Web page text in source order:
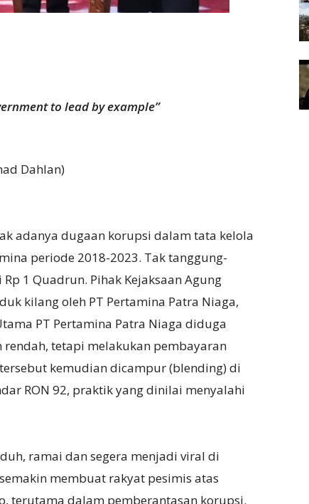
to lead by example”
Dahlan)
adanya dugaan korupsi dalam tata kelola
periode 2018-2023. Tak tanggung-
1 Quadrun. Pihak Kejaksaan Agung
kilang oleh PT Pertamina Patra Niaga,
PT Pertamina Patra Niaga diduga
rendah, tetapi melakukan pembayaran
kemudian dicampur (blending) di
RON 92, praktik yang dinilai menyalahi
ramai dan segera menjadi viral di
membuat rakyat pesimis atas
terutama dalam pemberantasan korupsi.